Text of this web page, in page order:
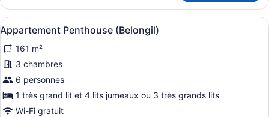
Appartement
Penthouse
(Bay)
Afficher
toutes
les
photos
pour
ce
type
Une maison moderne dotée
14
Appartement Penthouse (Belongil)
161 m²
3 chambres
6 personnes
1 très grand lit et 4 lits jumeaux ou 3 très grands lits
Wi-Fi gratuit